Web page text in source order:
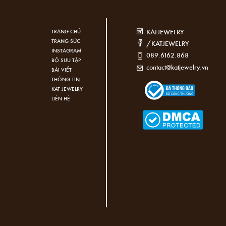
TRANG CHỦ
TRANG SỨC
INSTAGRAM
BỘ SƯU TẬP
BÀI VIẾT
THÔNG TIN
KAT JEWELRY
LIÊN HỆ
KATJEWELRY
/KATJEWELRY
089.6162.868
contact@katjewelry.vn